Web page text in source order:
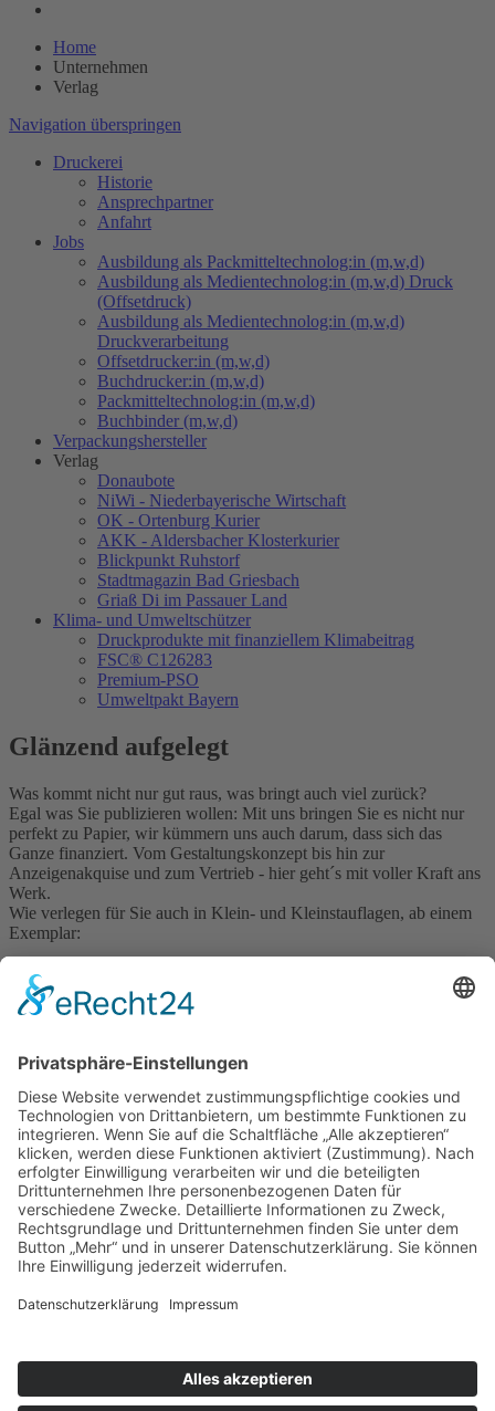
Home
Unternehmen
Verlag
Navigation überspringen
Druckerei
Historie
Ansprechpartner
Anfahrt
Jobs
Ausbildung als Packmitteltechnolog:in (m,w,d)
Ausbildung als Medientechnolog:in (m,w,d) Druck
(Offsetdruck)
Ausbildung als Medientechnolog:in (m,w,d)
Druckverarbeitung
Offsetdrucker:in (m,w,d)
Buchdrucker:in (m,w,d)
Packmitteltechnolog:in (m,w,d)
Buchbinder (m,w,d)
Verpackungs​hersteller
Verlag
Donaubote
NiWi - Niederbayerische Wirtschaft
OK - Ortenburg Kurier
AKK - Aldersbacher Klosterkurier
Blickpunkt Ruhstorf
Stadtmagazin Bad Griesbach
Griaß Di im Passauer Land
Klima- und Umweltschützer
Druckprodukte mit finanziellem Klimabeitrag
FSC® C126283
Premium-PSO
Umweltpakt Bayern
Glänzend aufgelegt
Was kommt nicht nur gut raus, was bringt auch viel zurück?
Egal was Sie publizieren wollen: Mit uns bringen Sie es nicht nur
perfekt zu Papier, wir kümmern uns auch darum, dass sich das
Ganze finanziert. Vom Gestaltungskonzept bis hin zur
Anzeigenakquise und zum Vertrieb - hier geht´s mit voller Kraft ans
Werk.
Wie verlegen für Sie auch in Klein- und Kleinstauflagen, ab einem
Exemplar:
Books on Demand
Magazine
Broschüren
Bürgerinformationen
Ratgeber
Werbeblätter
Faltpläne
Kalender
Navigation überspringen
|
Datenschutz
AGB